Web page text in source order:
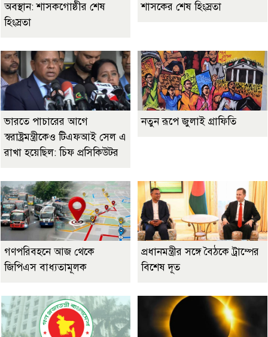
অবস্থান: শাসকগোষ্ঠীর শেষ
হিংস্রতা
শাসকের শেষ হিংস্রতা
ভারতে পাচারের আগে
স্বরাষ্ট্রমন্ত্রীকেও টিএফআই সেল এ
রাখা হয়েছিল: চিফ প্রসিকিউটর
নতুন রূপে জুলাই গ্রাফিতি
গণপরিবহনে আজ থেকে
জিপিএস বাধ্যতামূলক
প্রধানমন্ত্রীর সঙ্গে বৈঠকে ট্রাম্পের
বিশেষ দূত